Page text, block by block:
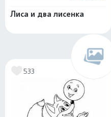
Лиса и два лисенка
533